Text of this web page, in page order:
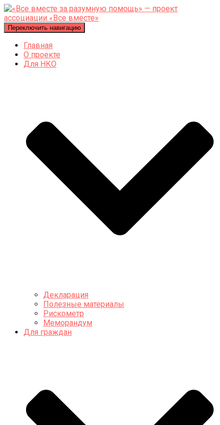
Переключить навигацию
Главная
О проекте
Для НКО
Декларация
Полезные материалы
Рискометр
Меморандум
Для граждан